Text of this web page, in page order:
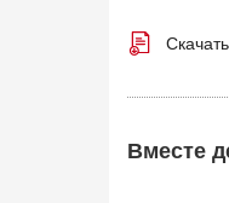
Вместе